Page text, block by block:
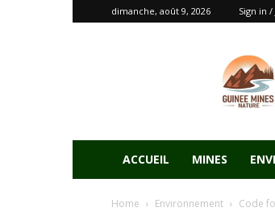
dimanche, août 9, 2026 Sign in /
ACCUEIL MINES
Home Environnement Code